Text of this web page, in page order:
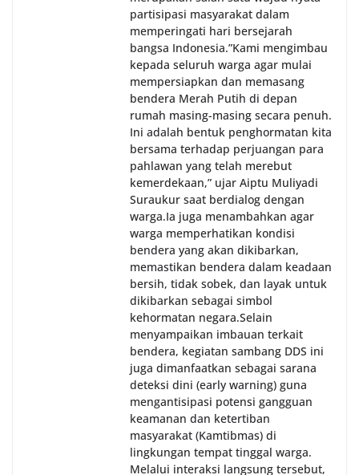
partisipasi masyarakat dalam
memperingati hari bersejarah
bangsa Indonesia.‎‎”Kami mengimbau
kepada seluruh warga agar mulai
mempersiapkan dan memasang
bendera Merah Putih di depan
rumah masing-masing secara penuh.
Ini adalah bentuk penghormatan kita
bersama terhadap perjuangan para
pahlawan yang telah merebut
kemerdekaan,” ujar Aiptu Muliyadi
Suraukur saat berdialog dengan
warga.‎‎Ia juga menambahkan agar
warga memperhatikan kondisi
bendera yang akan dikibarkan,
memastikan bendera dalam keadaan
bersih, tidak sobek, dan layak untuk
dikibarkan sebagai simbol
kehormatan negara.‎‎‎Selain
menyampaikan imbauan terkait
bendera, kegiatan sambang DDS ini
juga dimanfaatkan sebagai sarana
deteksi dini (early warning) guna
mengantisipasi potensi gangguan
keamanan dan ketertiban
masyarakat (Kamtibmas) di
lingkungan tempat tinggal warga.
Melalui interaksi langsung tersebut,